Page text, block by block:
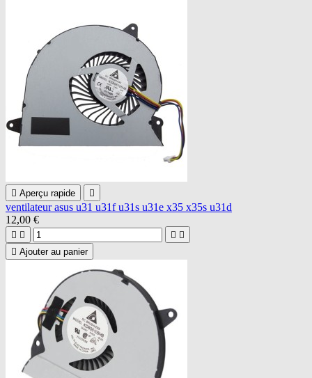
 Aperçu rapide 
ventilateur asus u31 u31f u31s u31e x35 x35s u31d
12,00 €
   
 Ajouter au panier